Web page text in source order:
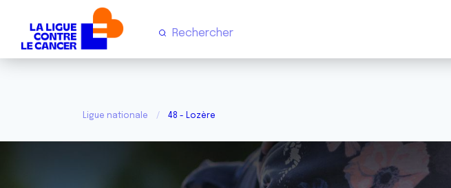
Ligue nationale 48 - Lozère